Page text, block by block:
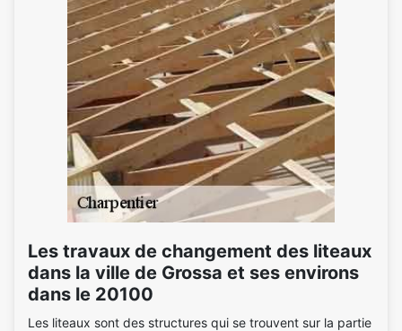
Les travaux de changement des liteaux
dans la ville de Grossa et ses environs
dans le 20100
Les liteaux sont des structures qui se trouvent sur la partie